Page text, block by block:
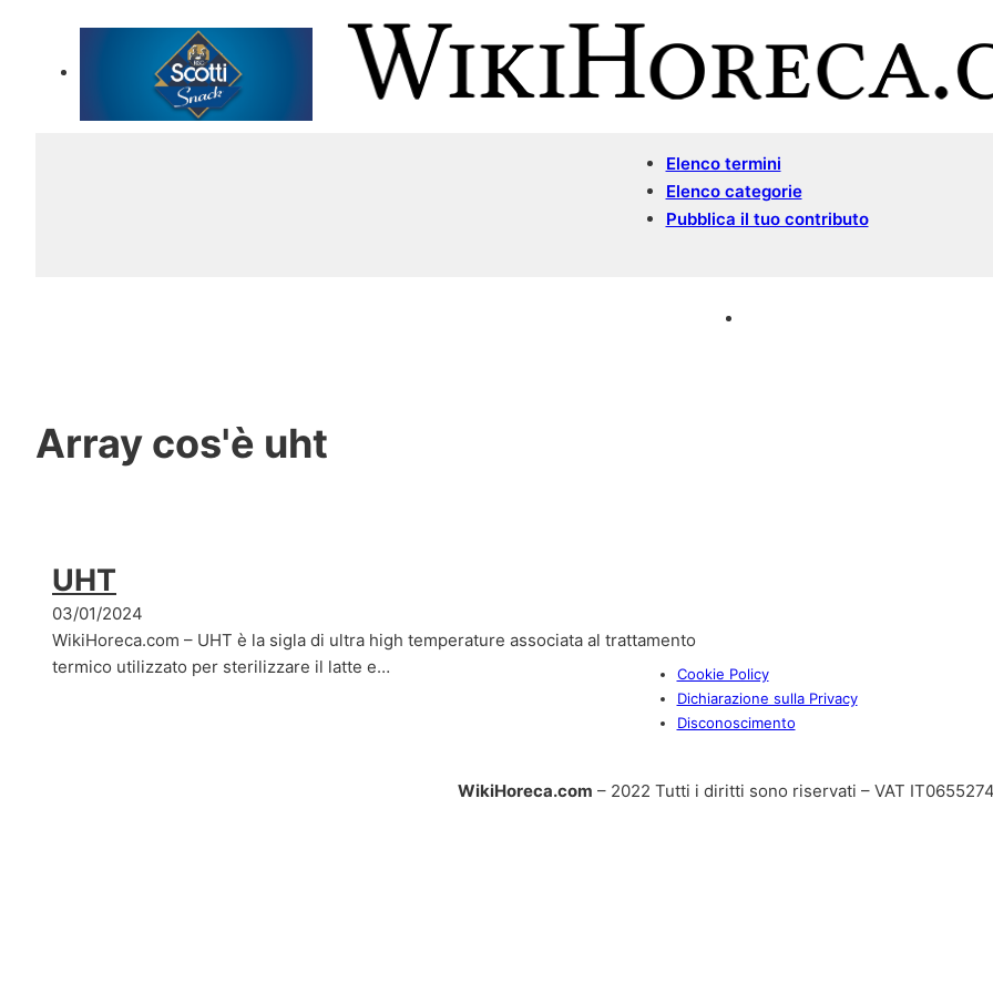
Elenco termini
Elenco categorie
Pubblica il tuo contributo
Array cos'è uht
UHT
03/01/2024
WikiHoreca.com – UHT è la sigla di ultra high temperature associata al trattamento
termico utilizzato per sterilizzare il latte e…
Cookie Policy
Dichiarazione sulla Privacy
Disconoscimento
WikiHoreca.com – 2022 Tutti i diritti sono riservati – VAT